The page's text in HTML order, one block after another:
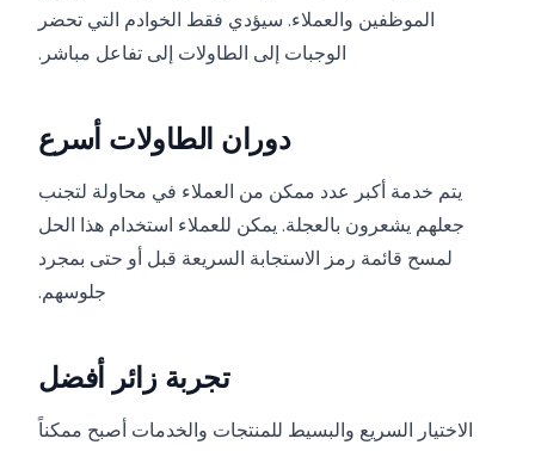
الموظفين والعملاء. سيؤدي فقط الخوادم التي تحضر
الوجبات إلى الطاولات إلى تفاعل مباشر.
دوران الطاولات أسرع
يتم خدمة أكبر عدد ممكن من العملاء في محاولة لتجنب
جعلهم يشعرون بالعجلة. يمكن للعملاء استخدام هذا الحل
لمسح قائمة رمز الاستجابة السريعة قبل أو حتى بمجرد
جلوسهم.
تجربة زائر أفضل
الاختيار السريع والبسيط للمنتجات والخدمات أصبح ممكناً